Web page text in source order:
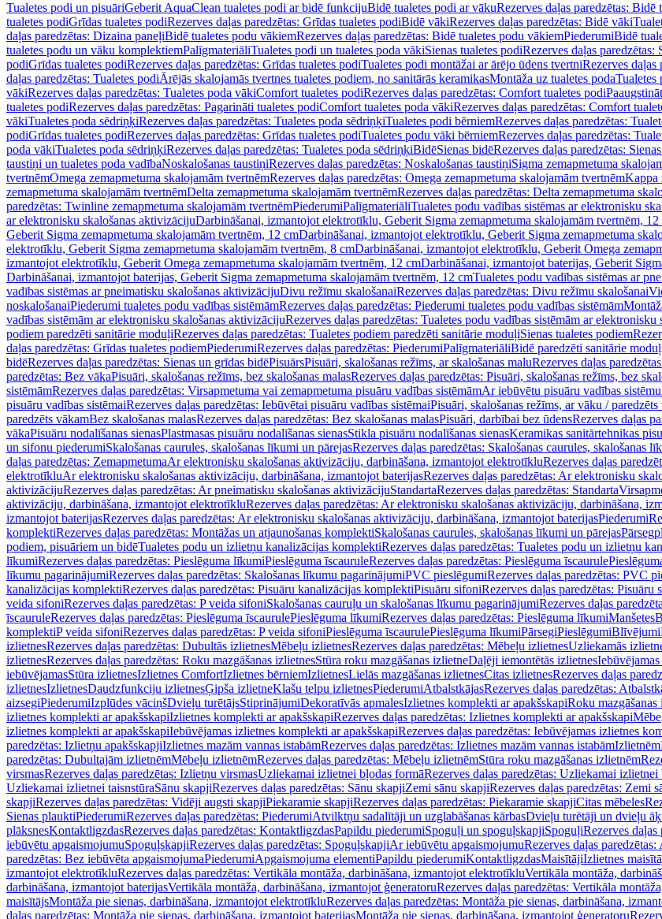
Tualetes podi un pisuāriGeberit AquaClean tualetes podi ar bidē funkcijuBidē tualetes podi ar vākuRezerves daļas paredzētas: Bidē
tualetes podiGrīdas tualetes podiRezerves daļas paredzētas: Grīdas tualetes podiBidē vākiRezerves daļas paredzētas: Bidē vāki
daļas paredzētas: Dizaina paneļiBidē tualetes podu vākiemRezerves daļas paredzētas: Bidē tualetes podu vākiemPiederumiBidē
tualetes podu un vāku komplektiemPalīgmateriāliTualetes podi un tualetes poda vākiSienas tualetes podiRezerves daļas paredzētas:
podiGrīdas tualetes podiRezerves daļas paredzētas: Grīdas tualetes podiTualetes podi montāžai ar ārējo ūdens tvertniRezerves daļas
daļas paredzētas: Tualetes podiĀrējās skalojamās tvertnes tualetes podiem, no sanitārās keramikasMontāža uz tualetes podaTualetes
vākiRezerves daļas paredzētas: Tualetes poda vākiComfort tualetes podiRezerves daļas paredzētas: Comfort tualetes podi
tualetes podiRezerves daļas paredzētas: Pagarināti tualetes podiComfort tualetes poda vākiRezerves daļas paredzētas: Comfort
vākiTualetes poda sēdriņķiRezerves daļas paredzētas: Tualetes poda sēdriņķiTualetes podi bērniemRezerves daļas paredzētas:
podiGrīdas tualetes podiRezerves daļas paredzētas: Grīdas tualetes podiTualetes podu vāki bērniemRezerves daļas paredzētas:
poda vākiTualetes poda sēdriņķiRezerves daļas paredzētas: Tualetes poda sēdriņķiBidēSienas bidēRezerves daļas paredzētas:
taustiņi un tualetes poda vadībaNoskalošanas taustiņiRezerves daļas paredzētas: Noskalošanas taustiņiSigma zemapmetuma
tvertnēmOmega zemapmetuma skalojamām tvertnēmRezerves daļas paredzētas: Omega zemapmetuma skalojamām tvertnēmKappa
zemapmetuma skalojamām tvertnēmDelta zemapmetuma skalojamām tvertnēmRezerves daļas paredzētas: Delta zemapmetuma
paredzētas: Twinline zemapmetuma skalojamām tvertnēmPiederumiPalīgmateriāliTualetes podu vadības sistēmas ar elektronisku
ar elektronisku skalošanas aktivizācijuDarbināšanai, izmantojot elektrotīklu, Geberit Sigma zemapmetuma skalojamām tvertnēm, 12
Geberit Sigma zemapmetuma skalojamām tvertnēm, 12 cmDarbināšanai, izmantojot elektrotīklu, Geberit Sigma zemapmetuma
elektrotīklu, Geberit Sigma zemapmetuma skalojamām tvertnēm, 8 cmDarbināšanai, izmantojot elektrotīklu, Geberit Omega
izmantojot elektrotīklu, Geberit Omega zemapmetuma skalojamām tvertnēm, 12 cmDarbināšanai, izmantojot baterijas, Geberit
Darbināšanai, izmantojot baterijas, Geberit Sigma zemapmetuma skalojamām tvertnēm, 12 cmTualetes podu vadības sistēmas ar
vadības sistēmas ar pneimatisku skalošanas aktivizācijuDivu režīmu skalošanaiRezerves daļas paredzētas: Divu režīmu skalošanai
noskalošanaiPiederumi tualetes podu vadības sistēmāmRezerves daļas paredzētas: Piederumi tualetes podu vadības sistēmām
vadības sistēmām ar elektronisku skalošanas aktivizācijuRezerves daļas paredzētas: Tualetes podu vadības sistēmām ar
podiem paredzēti sanitārie moduļiRezerves daļas paredzētas: Tualetes podiem paredzēti sanitārie moduļiSienas tualetes podiem
daļas paredzētas: Grīdas tualetes podiemPiederumiRezerves daļas paredzētas: PiederumiPalīgmateriāliBidē paredzēti sanitārie
bidēRezerves daļas paredzētas: Sienas un grīdas bidēPisuārsPisuāri, skalošanas režīms, ar skalošanas maluRezerves daļas
paredzētas: Bez vākaPisuāri, skalošanas režīms, bez skalošanas malasRezerves daļas paredzētas: Pisuāri, skalošanas režīms, bez
sistēmāmRezerves daļas paredzētas: Virsapmetuma vai zemapmetuma pisuāru vadības sistēmāmAr iebūvētu pisuāru vadības sistēmu
pisuāru vadības sistēmaiRezerves daļas paredzētas: Iebūvētai pisuāru vadības sistēmaiPisuāri, skalošanas režīms, ar vāku / paredzēts
paredzēts vākamBez skalošanas malasRezerves daļas paredzētas: Bez skalošanas malasPisuāri, darbībai bez ūdensRezerves daļas
vākaPisuāru nodalīšanas sienasPlastmasas pisuāru nodalīšanas sienasStikla pisuāru nodalīšanas sienasKeramikas sanitārtehnikas
un sifonu piederumiSkalošanas caurules, skalošanas līkumi un pārejasRezerves daļas paredzētas: Skalošanas caurules, skalošanas
daļas paredzētas: ZemapmetumaAr elektronisku skalošanas aktivizāciju, darbināšana, izmantojot elektrotīkluRezerves daļas
elektrotīkluAr elektronisku skalošanas aktivizāciju, darbināšana, izmantojot baterijasRezerves daļas paredzētas: Ar elektronisku
aktivizācijuRezerves daļas paredzētas: Ar pneimatisku skalošanas aktivizācijuStandartaRezerves daļas paredzētas: Standarta
aktivizāciju, darbināšana, izmantojot elektrotīkluRezerves daļas paredzētas: Ar elektronisku skalošanas aktivizāciju, darbināšana,
izmantojot baterijasRezerves daļas paredzētas: Ar elektronisku skalošanas aktivizāciju, darbināšana, izmantojot baterijasPiederumi
komplektiRezerves daļas paredzētas: Montāžas un atjaunošanas komplektiSkalošanas caurules, skalošanas līkumi un pārejas
podiem, pisuāriem un bidēTualetes podu un izlietņu kanalizācijas komplektiRezerves daļas paredzētas: Tualetes podu un izlietņu
līkumiRezerves daļas paredzētas: Pieslēguma līkumiPieslēguma īscauruleRezerves daļas paredzētas: Pieslēguma īscaurule
līkumu pagarinājumiRezerves daļas paredzētas: Skalošanas līkumu pagarinājumiPVC pieslēgumiRezerves daļas paredzētas: PVC
kanalizācijas komplektiRezerves daļas paredzētas: Pisuāru kanalizācijas komplektiPisuāru sifoniRezerves daļas paredzētas: Pisuāru
veida sifoniRezerves daļas paredzētas: P veida sifoniSkalošanas cauruļu un skalošanas līkumu pagarinājumiRezerves daļas
īscauruleRezerves daļas paredzētas: Pieslēguma īscaurulePieslēguma līkumiRezerves daļas paredzētas: Pieslēguma līkumiManšetes
komplektiP veida sifoniRezerves daļas paredzētas: P veida sifoniPieslēguma īscaurulePieslēguma līkumiPārsegiPieslēgumiBlīvējumi
izlietnesRezerves daļas paredzētas: Dubultās izlietnesMēbeļu izlietnesRezerves daļas paredzētas: Mēbeļu izlietnesUzliekamās
izlietnesRezerves daļas paredzētas: Roku mazgāšanas izlietnesStūra roku mazgāšanas izlietneDaļēji iemontētās izlietnes
iebūvējamasStūra izlietnesIzlietnes ComfortIzlietnes bērniemIzlietnesLielās mazgāšanas izlietnesCitas izlietnesRezerves daļas
izlietnesIzlietnesDaudzfunkciju izlietnesĢipša izlietneKlašu telpu izlietnesPiederumiAtbalstkājasRezerves daļas paredzētas:
aizsegiPiederumiIzplūdes vāciņšDvieļu turētājsStiprinājumiDekoratīvās apmalesIzlietnes komplekti ar apakšskapiRoku
izlietnes komplekti ar apakšskapiIzlietnes komplekti ar apakšskapiRezerves daļas paredzētas: Izlietnes komplekti ar apakšskapi
izlietnes komplekti ar apakšskapiIebūvējamas izlietnes komplekti ar apakšskapiRezerves daļas paredzētas: Iebūvējamas izlietnes
paredzētas: Izlietņu apakšskapjiIzlietnes mazām vannas istabāmRezerves daļas paredzētas: Izlietnes mazām vannas istabāmIzlietnēm
paredzētas: Dubultajām izlietnēmMēbeļu izlietnēmRezerves daļas paredzētas: Mēbeļu izlietnēmStūra roku mazgāšanas izlietnēm
virsmasRezerves daļas paredzētas: Izlietņu virsmasUzliekamai izlietnei bļodas formāRezerves daļas paredzētas: Uzliekamai izlietnei
Uzliekamai izlietnei taisnstūraSānu skapjiRezerves daļas paredzētas: Sānu skapjiZemi sānu skapjiRezerves daļas paredzētas: Zemi
skapjiRezerves daļas paredzētas: Vidēji augsti skapjiPiekaramie skapjiRezerves daļas paredzētas: Piekaramie skapjiCitas mēbeles
Sienas plauktiPiederumiRezerves daļas paredzētas: PiederumiAtvilktņu sadalītāji un uzglabāšanas kārbasDvieļu turētāji un dvieļu
plāksnesKontaktligzdasRezerves daļas paredzētas: KontaktligzdasPapildu piederumiSpoguļi un spoguļskapjiSpoguļiRezerves daļas
iebūvētu apgaismojumuSpoguļskapjiRezerves daļas paredzētas: SpoguļskapjiAr iebūvētu apgaismojumuRezerves daļas
paredzētas: Bez iebūvēta apgaismojumaPiederumiApgaismojuma elementiPapildu piederumiKontaktligzdasMaisītājiIzlietnes
izmantojot elektrotīkluRezerves daļas paredzētas: Vertikāla montāža, darbināšana, izmantojot elektrotīkluVertikāla montāža,
darbināšana, izmantojot baterijasVertikāla montāža, darbināšana, izmantojot ģeneratoruRezerves daļas paredzētas: Vertikāla
maisītājsMontāža pie sienas, darbināšana, izmantojot elektrotīkluRezerves daļas paredzētas: Montāža pie sienas, darbināšana,
daļas paredzētas: Montāža pie sienas, darbināšana, izmantojot baterijasMontāža pie sienas, darbināšana, izmantojot ģeneratoru